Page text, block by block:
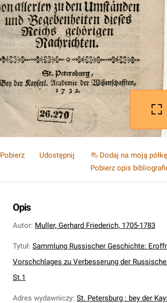
Pobierz Udostępnij Dodaj na moją półkę
Pobierz opis
Opis
Autor: Muller, Gerhard Friederich, 1705-1783
Tytuł: Sammlung Russischer Geschichte:
Vorschchlages zu Verbesserung der
St.1
Adres wydawniczy: St. Petersburg : bey der